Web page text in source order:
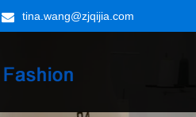
tina.wang@zjqijia.com